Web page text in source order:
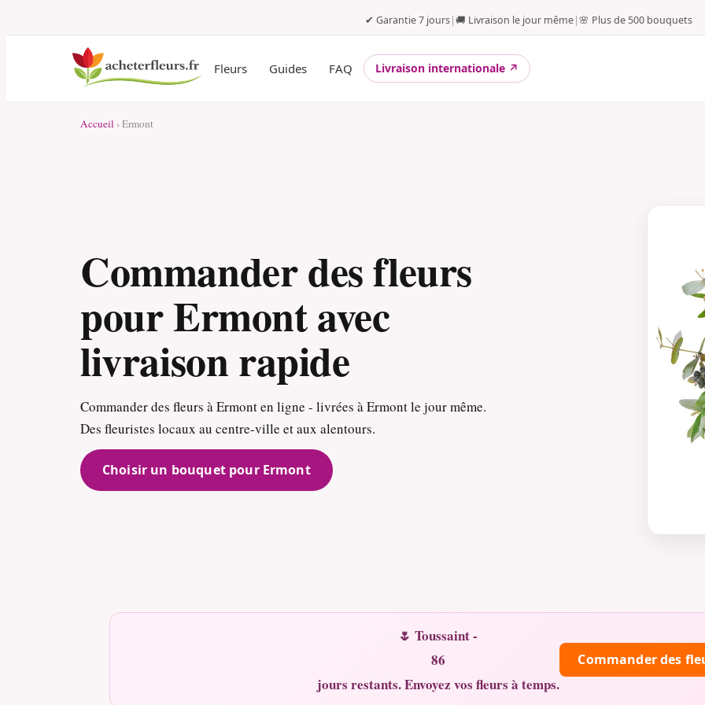
✔ Garantie 7 jours|🚚 Livraison le jour même|🌸 Plus de 500 bouquets
Fleurs Guides FAQ Livraison internationale ↗
Accueil › Ermont
Commander des fleurs
pour Ermont avec
livraison rapide
Commander des fleurs à Ermont en ligne - livrées à Ermont le jour même.
Des fleuristes locaux au centre-ville et aux alentours.
Choisir un bouquet pour Ermont
🌷 Toussaint -
86
jours restants. Envoyez vos fleurs à temps.
Commander des